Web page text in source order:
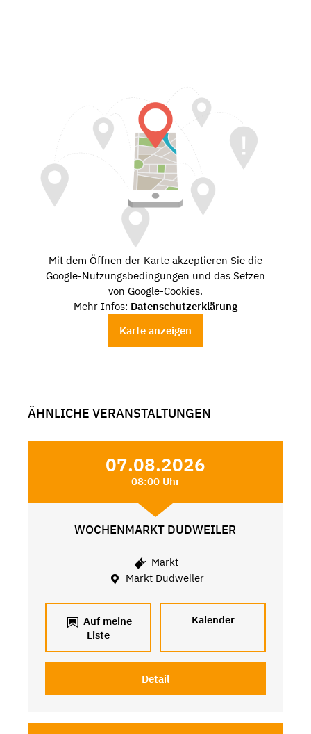
Mit dem Öffnen der Karte akzeptieren Sie die
Google-Nutzungsbedingungen und das Setzen
von Google-Cookies.
Mehr Infos: Datenschutzerklärung
Karte anzeigen
ÄHNLICHE VERANSTALTUNGEN
07.08.2026
08:00 Uhr
WOCHENMARKT DUDWEILER
Markt
Markt Dudweiler
Auf meine
Liste
Kalender
Detail